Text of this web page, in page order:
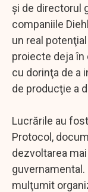
şi de directorul
companiile
un real
proiecte deja în
cu dorinţa de a
de producţie a
Lucrările au
Protocol,
dezvoltarea
guvernamental.
mulţumit